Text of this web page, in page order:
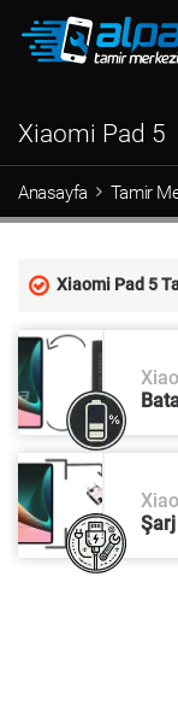
Xiaomi Pad 5
Anasayfa Tamir
Xiaomi Pad 5